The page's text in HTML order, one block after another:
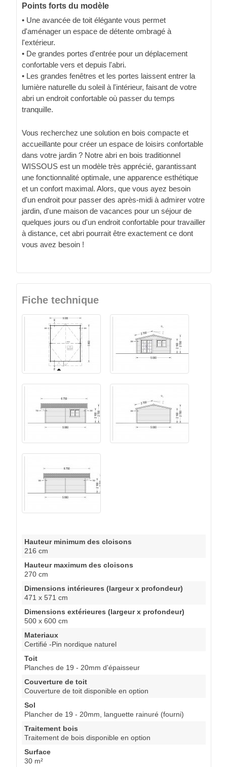
Points forts du modèle
• Une avancée de toit élégante vous permet
d'aménager un espace de détente ombragé à
l'extérieur.
• De grandes portes d'entrée pour un déplacement
confortable vers et depuis l'abri.
• Les grandes fenêtres et les portes laissent entrer la
lumière naturelle du soleil à l'intérieur, faisant de votre
abri un endroit confortable où passer du temps
tranquille.
Vous recherchez une solution en bois compacte et
accueillante pour créer un espace de loisirs confortable
dans votre jardin ? Notre abri en bois traditionnel
WISSOUS est un modèle très apprécié, garantissant
une fonctionnalité optimale, une apparence esthétique
et un confort maximal. Alors, que vous ayez besoin
d'un endroit pour passer des après-midi à admirer votre
jardin, d'une maison de vacances pour un séjour de
quelques jours ou d'un endroit confortable pour travailler
à distance, cet abri pourrait être exactement ce dont
vous avez besoin !
Fiche technique
Hauteur minimum des cloisons
216 cm
Hauteur maximum des cloisons
270 cm
Dimensions intérieures (largeur x profondeur)
471 x 571 cm
Dimensions extérieures (largeur x profondeur)
500 x 600 cm
Materiaux
Certifié -Pin nordique naturel
Toit
Planches de 19 - 20mm d'épaisseur
Couverture de toit
Couverture de toit disponible en option
Sol
Plancher de 19 - 20mm, languette rainuré (fourni)
Traitement bois
Traitement de bois disponible en option
Surface
30 m²